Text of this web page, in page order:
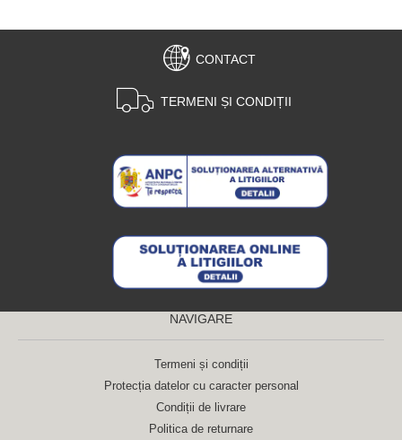
CONTACT
TERMENI ȘI CONDIȚII
NAVIGARE
Termeni și condiții
Protecția datelor cu caracter personal
Condiții de livrare
Politica de returnare